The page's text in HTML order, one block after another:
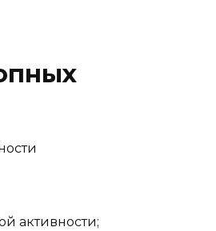
активности;